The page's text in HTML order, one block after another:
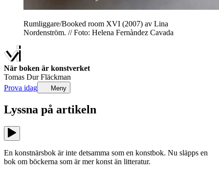
Rumliggare/Booked room XVI (2007) av Lina
Nordenström. // Foto: Helena Fernàndez Cavada
När boken är konstverket
Tomas Dur Fläckman
Prova idag
Meny
Lyssna på artikeln
En konstnärsbok är inte detsamma som en konstbok. Nu släpps en
bok om böckerna som är mer konst än litteratur.